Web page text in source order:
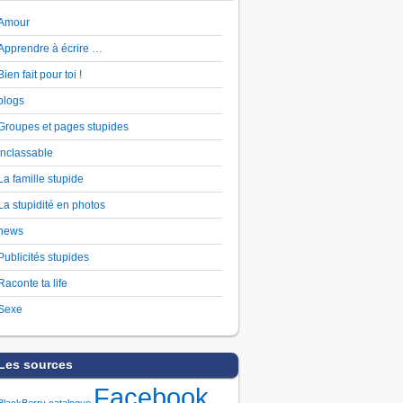
à écrire …
fait pour toi !
et pages stupides
famille stupide
stupidité en photos
stupides
ta life
sources